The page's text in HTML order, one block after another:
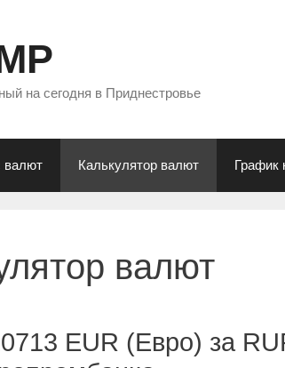
на сегодня в Приднестровье
валют Калькулятор валют График
валют
EUR (Евро) за